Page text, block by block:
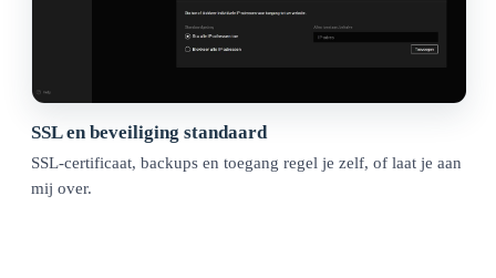
SSL en beveiliging standaard
SSL-certificaat, backups en toegang regel je zelf, of laat je aan
mij over.